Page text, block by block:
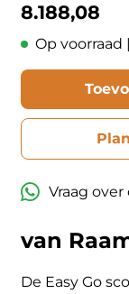
8.188,08
Op
Vraag
van
De Easy Go